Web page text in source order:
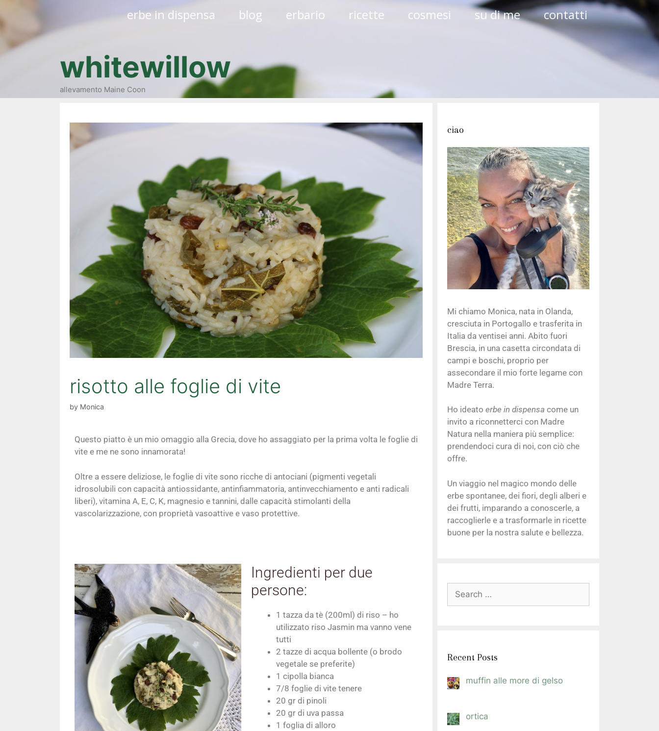
erbe in dispensa blog erbario ricette cosmesi su di me contatti
whitewillow
allevamento Maine Coon
risotto alle foglie di vite
by Monica
Questo piatto è un mio omaggio alla Grecia, dove ho assaggiato per la prima volta le foglie di
vite e me ne sono innamorata!
Oltre a essere deliziose, le foglie di vite sono ricche di antociani (pigmenti vegetali
idrosolubili con capacità antiossidante, antinfiammatoria, antinvecchiamento e anti radicali
liberi), vitamina A, E, C, K, magnesio e tannini, dalle capacità stimolanti della
vascolarizzazione, con proprietà vasoattive e vaso protettive.
Ingredienti per due
persone:
1 tazza da tè (200ml) di riso – ho
utilizzato riso Jasmin ma vanno vene
tutti
2 tazze di acqua bollente (o brodo
vegetale se preferite)
1 cipolla bianca
7/8 foglie di vite tenere
20 gr di pinoli
20 gr di uva passa
1 foglia di alloro
ciao
Mi chiamo Monica, nata in Olanda,
cresciuta in Portogallo e trasferita in
Italia da ventisei anni. Abito fuori
Brescia, in una casetta circondata di
campi e boschi, proprio per
assecondare il mio forte legame con
Madre Terra.
Ho ideato erbe in dispensa come un
invito a riconnetterci con Madre
Natura nella maniera più semplice:
prendendoci cura di noi, con ciò che
offre.
Un viaggio nel magico mondo delle
erbe spontanee, dei fiori, degli alberi e
dei frutti, imparando a conoscerle, a
raccoglierle e a trasformarle in ricette
buone per la nostra salute e bellezza.
Recent Posts
muffin alle more di gelso
ortica